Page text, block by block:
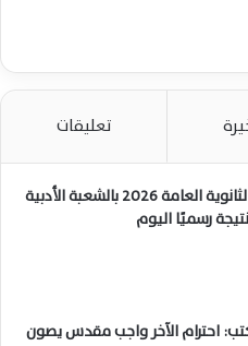
تعليقات
أسماء أوائل الثانوية العامة 2026 بالشعبة الأدبية
رسميًا اليوم
احترام الآخر واجب مقدس يصون